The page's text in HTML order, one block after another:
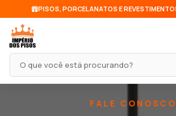
PISOS, PORCELANATOS E
Pesquisar produto
FALE CONOSCO